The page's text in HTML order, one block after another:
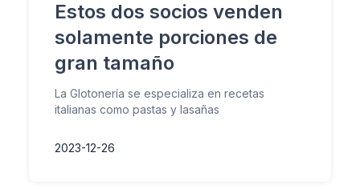
Estos dos socios venden
solamente porciones de
gran tamaño
La Glotonería se especializa en recetas
italianas como pastas y lasañas
2023-12-26